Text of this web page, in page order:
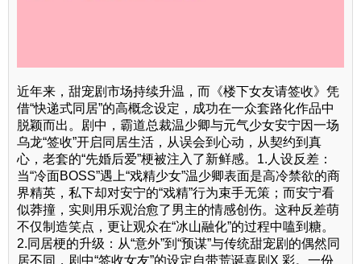
近年来，甜宠剧市场持续升温，而《楼下女友请签收》凭
借“快递式同居”的高概念设定，成功在一众套路化作品中
脱颖而出。剧中，霸道总裁温少卿与元气少女安宁因一场
乌龙“签收”开启同居生活，从误会到心动，从契约到真
心，老套的“先婚后爱”梗被注入了新鲜感。1.人设反差：
当“冷面BOSS”遇上“戏精少女”温少卿表面是高冷禁欲的商
界精英，私下却对安宁的“戏精”行为束手无策；而安宁看
似莽撞，实则用乐观治愈了男主的情感创伤。这种反差萌
不仅制造笑点，更让观众在“冰山融化”的过程中嗑到糖。
2.同居梗的升级：从“意外”到“预谋”与传统甜宠剧的偶然同
居不同，剧中“签收女友”的设定自带荒诞喜剧X 彩。一份